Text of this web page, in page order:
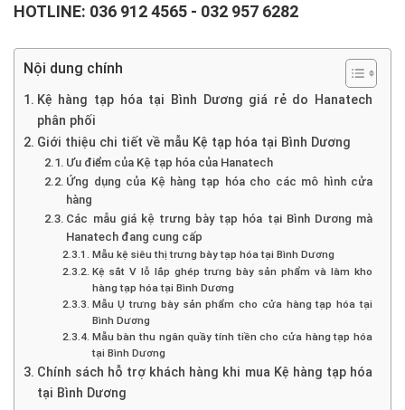
HOTLINE: 036 912 4565 - 032 957 6282
Nội dung chính
Kệ hàng tạp hóa tại Bình Dương giá rẻ do Hanatech
phân phối
Giới thiệu chi tiết về mẫu Kệ tạp hóa tại Bình Dương
Ưu điểm của Kệ tạp hóa của Hanatech
Ứng dụng của Kệ hàng tạp hóa cho các mô hình cửa
hàng
Các mẫu giá kệ trưng bày tạp hóa tại Bình Dương mà
Hanatech đang cung cấp
Mẫu kệ siêu thị trưng bày tạp hóa tại Bình Dương
Kệ sắt V lỗ lắp ghép trưng bày sản phẩm và làm kho
hàng tạp hóa tại Bình Dương
Mẫu Ụ trưng bày sản phẩm cho cửa hàng tạp hóa tại
Bình Dương
Mẫu bàn thu ngân quầy tính tiền cho cửa hàng tạp hóa
tại Bình Dương
Chính sách hỗ trợ khách hàng khi mua Kệ hàng tạp hóa
tại Bình Dương